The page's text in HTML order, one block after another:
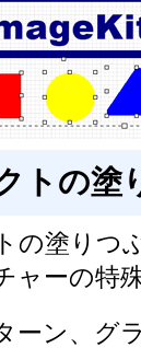
トの塗
の塗りつ
ャーの特
ーン、グ